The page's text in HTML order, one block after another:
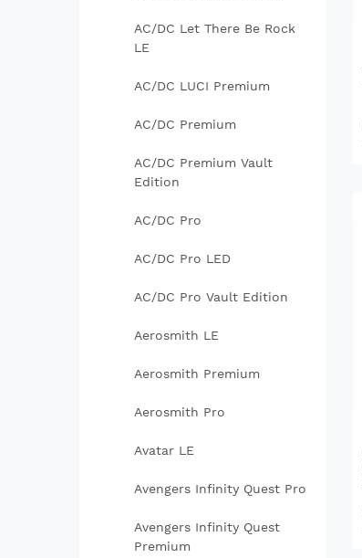
AC/DC Let There Be Rock
LE
AC/DC LUCI Premium
AC/DC Premium
AC/DC Premium Vault
Edition
AC/DC Pro
AC/DC Pro LED
AC/DC Pro Vault Edition
Aerosmith LE
Aerosmith Premium
Aerosmith Pro
Avatar LE
Avengers Infinity Quest Pro
Avengers Infinity Quest
Premium